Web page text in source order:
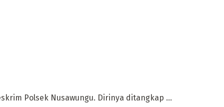
Polsek Nusawungu. Dirinya ditangkap ...